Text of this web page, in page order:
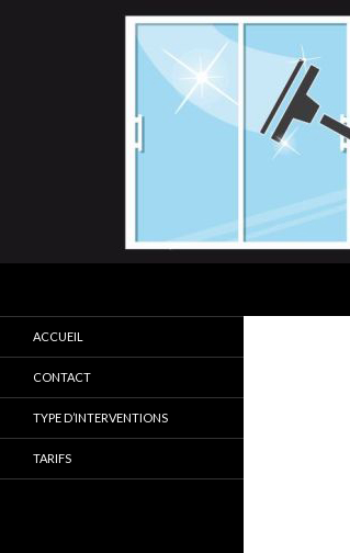
ACCUEIL
CONTACT
TYPE D’INTERVENTIONS
TARIFS